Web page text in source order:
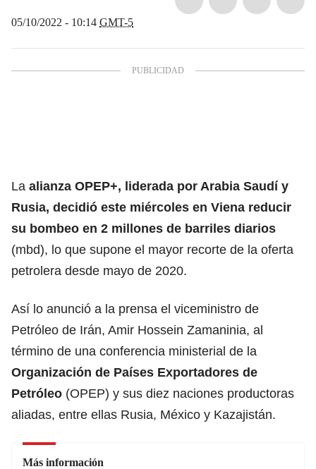
05/10/2022 - 10:14 GMT-5
La alianza OPEP+, liderada por Arabia Saudí y
Rusia, decidió este miércoles en Viena reducir
su bombeo en 2 millones de barriles diarios
(mbd), lo que supone el mayor recorte de la oferta
petrolera desde mayo de 2020.
Así lo anunció a la prensa el viceministro de
Petróleo de Irán, Amir Hossein Zamaninia, al
término de una conferencia ministerial de la
Organización de Países Exportadores de
Petróleo (OPEP) y sus diez naciones productoras
aliadas, entre ellas Rusia, México y Kazajistán.
Más información